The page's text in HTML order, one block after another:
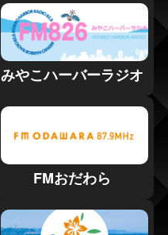
みやこハーバーラジオ
FMおだわら